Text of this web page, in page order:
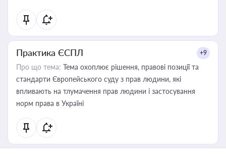
Практика ЄСПЛ +9
Про що тема: Тема охоплює рішення, правові позиції та
стандарти Європейського суду з прав людини, які
впливають на тлумачення прав людини і застосування
норм права в Україні